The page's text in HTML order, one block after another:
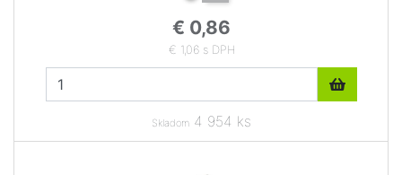
€ 0,86
€ 1,06 s DPH
Skladom 4 954 ks